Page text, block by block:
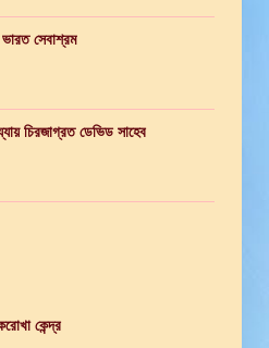
ভারত সেবাশ্রম
চিরজাগ্রত ডেভিড সাহেব
কেন্দ্র